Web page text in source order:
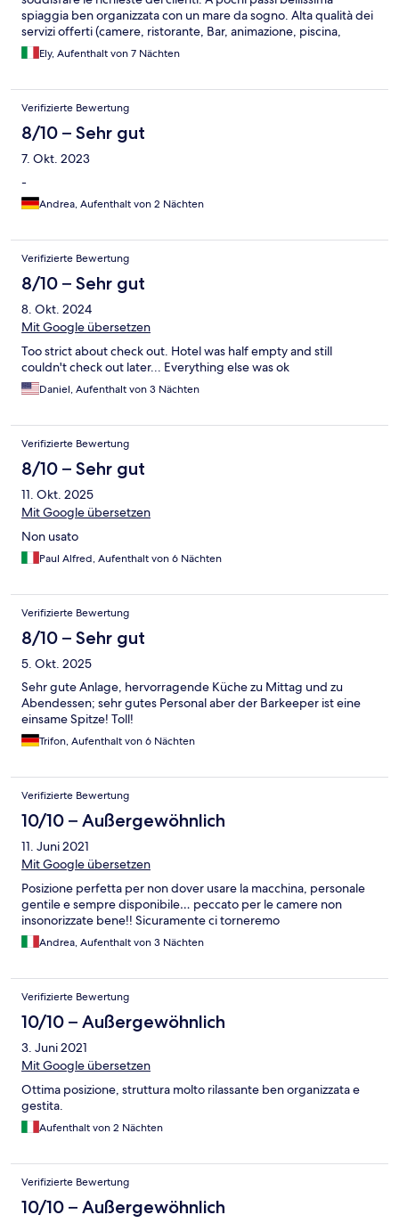
spiaggia ben organizzata con un mare da sogno. Alta qualità dei
servizi offerti (camere, ristorante, Bar, animazione, piscina,
palestra, sala congressi)
Ely, Aufenthalt von 7 Nächten
Verifizierte Bewertung
8/10 – Sehr gut
7. Okt. 2023
-
Andrea, Aufenthalt von 2 Nächten
Verifizierte Bewertung
8/10 – Sehr gut
8. Okt. 2024
Mit Google übersetzen
Too strict about check out. Hotel was half empty and still
couldn't check out later... Everything else was ok
Daniel, Aufenthalt von 3 Nächten
Verifizierte Bewertung
8/10 – Sehr gut
11. Okt. 2025
Mit Google übersetzen
Non usato
Paul Alfred, Aufenthalt von 6 Nächten
Verifizierte Bewertung
8/10 – Sehr gut
5. Okt. 2025
Sehr gute Anlage, hervorragende Küche zu Mittag und zu
Abendessen; sehr gutes Personal aber der Barkeeper ist eine
einsame Spitze! Toll!
Trifon, Aufenthalt von 6 Nächten
Verifizierte Bewertung
10/10 – Außergewöhnlich
11. Juni 2021
Mit Google übersetzen
Posizione perfetta per non dover usare la macchina, personale
gentile e sempre disponibile… peccato per le camere non
insonorizzate bene!! Sicuramente ci torneremo
Andrea, Aufenthalt von 3 Nächten
Verifizierte Bewertung
10/10 – Außergewöhnlich
3. Juni 2021
Mit Google übersetzen
Ottima posizione, struttura molto rilassante ben organizzata e
gestita.
Aufenthalt von 2 Nächten
Verifizierte Bewertung
10/10 – Außergewöhnlich